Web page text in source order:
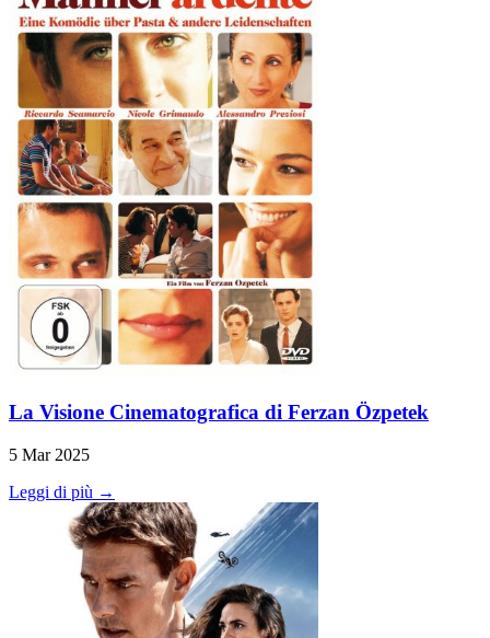
La Visione Cinematografica di Ferzan Özpetek
5 Mar 2025
Leggi di più →